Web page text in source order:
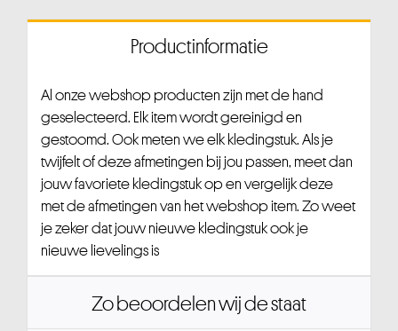
Productinformatie
Al onze webshop producten zijn met de hand
geselecteerd. Elk item wordt gereinigd en
gestoomd. Ook meten we elk kledingstuk. Als je
twijfelt of deze afmetingen bij jou passen, meet dan
jouw favoriete kledingstuk op en vergelijk deze
met de afmetingen van het webshop item. Zo weet
je zeker dat jouw nieuwe kledingstuk ook je
nieuwe lievelings is
Zo beoordelen wij de staat